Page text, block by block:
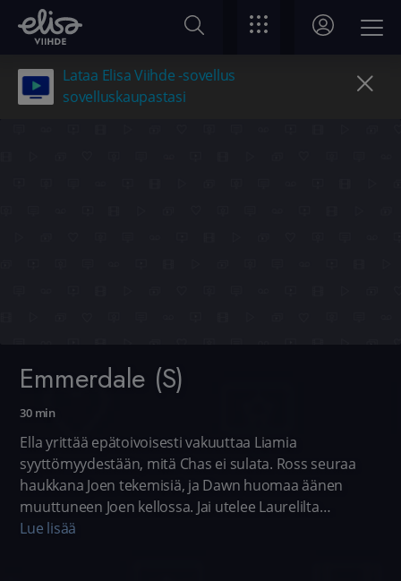
Lataa Elisa Viihde -sovellus
sovelluskaupastasi
Emmerdale (S)
30 min
Ella yrittää epätoivoisesti vakuuttaa Liamia
syyttömyydestään, mitä Chas ei sulata. Ross seuraa
haukkana Joen tekemisiä, ja Dawn huomaa äänen
muuttuneen Joen kellossa. Jai utelee Laurelilta
lisätietoja Anthonyn tapauksesta.
Lue lisää